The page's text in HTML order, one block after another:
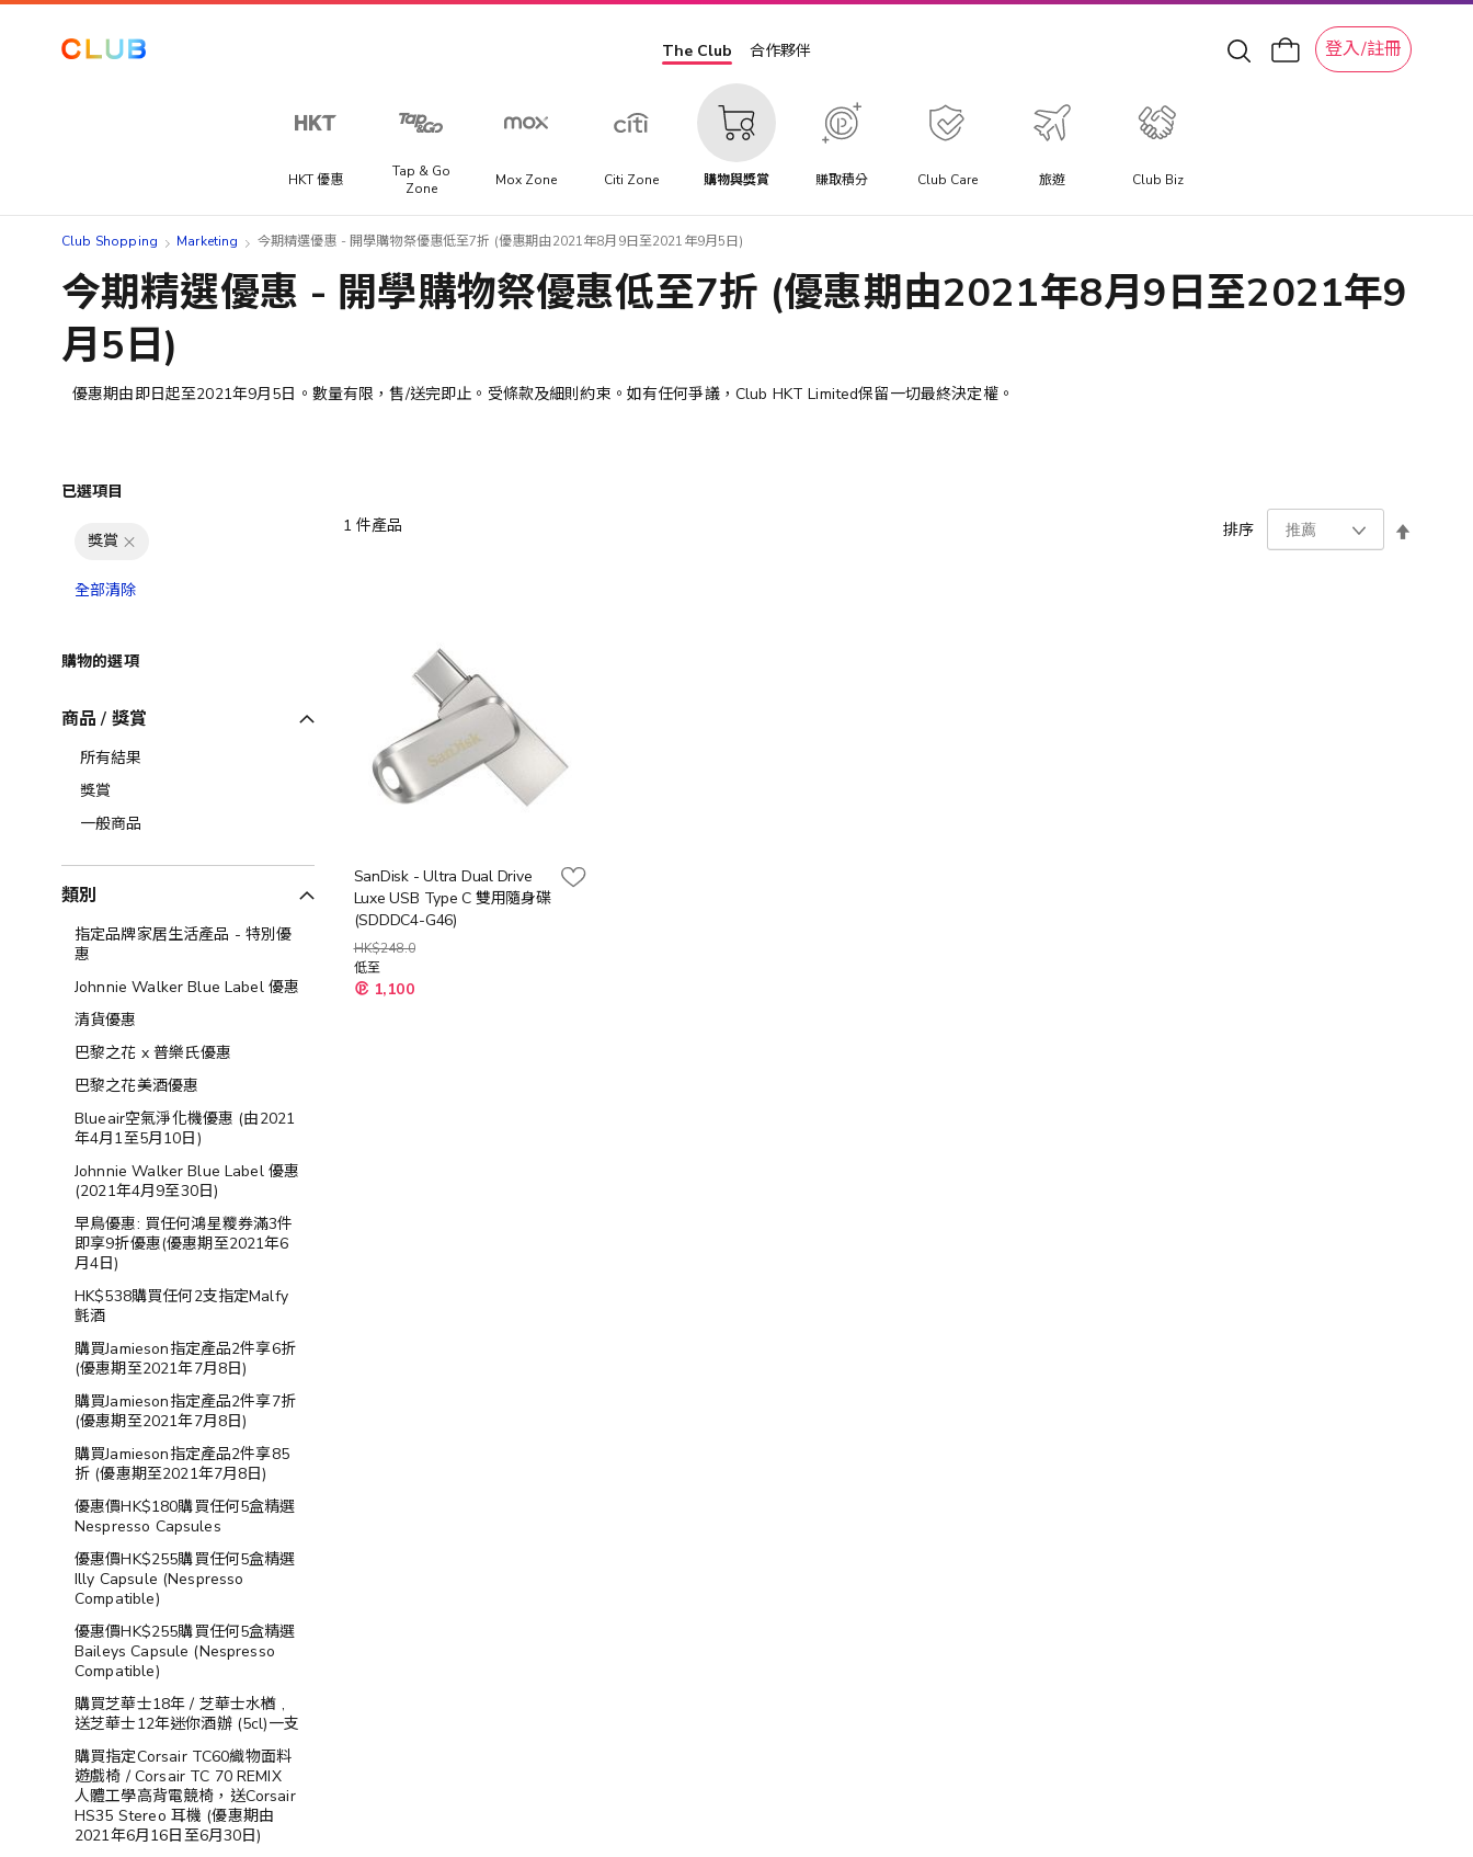
The Club 合作夥伴 登入/註冊
HKT 優惠
Tap & Go
Zone
Mox Zone Citi Zone 購物與獎賞 賺取積分 Club Care 旅遊 Club Biz
Club Shopping Marketing 今期精選優惠 - 開學購物祭優惠低至7折 (優惠期由2021年8月9日至2021年9月5日)
今期精選優惠 - 開學購物祭優惠低至7折 (優惠期由2021年8月9日至2021年9
月5日)
優惠期由即日起至2021年9月5日。數量有限，售/送完即止。受條款及細則約束。如有任何爭議， Club HKT Limited保留一切最終決定權。
1 件產品 排序
SanDisk - Ultra Dual Drive
Luxe USB Type C 雙用隨身碟
(SDDDC4-G46)
HK$248.0
低至
1,100
已選項目
獎賞
全部清除
購物的選項
商品 / 獎賞
所有結果
獎賞
一般商品
類別
指定品牌家居生活產品 - 特別優
惠
Johnnie Walker Blue Label 優惠
清貨優惠
巴黎之花 x 普樂氏優惠
巴黎之花美酒優惠
Blueair空氣淨化機優惠 (由2021
年4月1至5月10日)
Johnnie Walker Blue Label 優惠
(2021年4月9至30日)
早鳥優惠: 買任何鴻星糭券滿3件
即享9折優惠(優惠期至2021年6
月4日)
HK$538購買任何2支指定Malfy
氈酒
購買Jamieson指定產品2件享6折
(優惠期至2021年7月8日)
購買Jamieson指定產品2件享7折
(優惠期至2021年7月8日)
購買Jamieson指定產品2件享85
折 (優惠期至2021年7月8日)
優惠價HK$180購買任何5盒精選
Nespresso Capsules
優惠價HK$255購買任何5盒精選
Illy Capsule (Nespresso
Compatible)
優惠價HK$255購買任何5盒精選
Baileys Capsule (Nespresso
Compatible)
購買芝華士18年 / 芝華士水楢 ,
送芝華士12年迷你酒辦 (5cl)一支
購買指定Corsair TC60織物面料
遊戲椅 / Corsair TC 70 REMIX
人體工學高背電競椅，送Corsair
HS35 Stereo 耳機 (優惠期由
2021年6月16日至6月30日)